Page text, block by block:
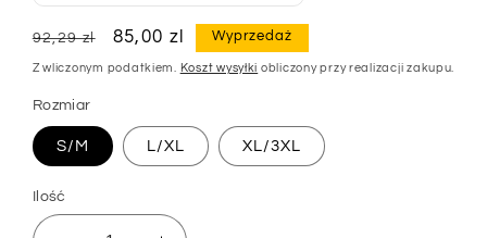
Cena
regularna
92,29 zl
Cena
sprzedaży
85,00 zl Wyprzedaż
Z wliczonym podatkiem. Koszt wysyłki obliczony przy realizacji zakupu.
Rozmiar
S/M L/XL XL/3XL
Ilość